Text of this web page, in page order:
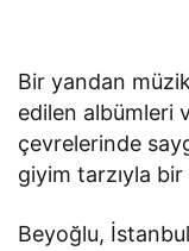
Bir yandan
edilen albümleri
çevrelerinde
giyim tarzıyla
Beyoğlu,